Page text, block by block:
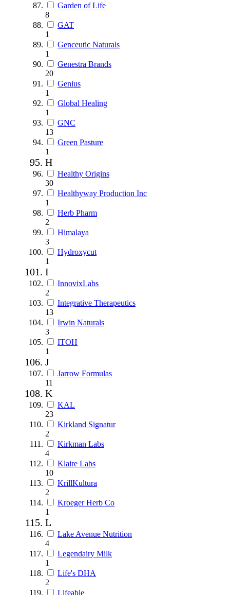
Garden of Life
8
GAT
1
Genceutic Naturals
1
Genestra Brands
20
Genius
1
Global Healing
1
GNC
13
Green Pasture
1
H
Healthy Origins
30
Healthyway Production Inc
1
Herb Pharm
2
Himalaya
3
Hydroxycut
1
I
InnovixLabs
2
Integrative Therapeutics
13
Irwin Naturals
3
ITOH
1
J
Jarrow Formulas
11
K
KAL
23
Kirkland Signatur
2
Kirkman Labs
4
Klaire Labs
10
KrillKultura
2
Kroeger Herb Co
1
L
Lake Avenue Nutrition
4
Legendairy Milk
1
Life's DHA
2
Lifeable